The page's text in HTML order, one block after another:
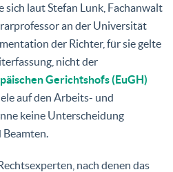
sich laut Stefan Lunk, Fachanwalt
an der Universität
der Richter, für sie gelte
nicht der
Gerichtshofs (EuGH)
auf den Arbeits- und
keine Unterscheidung
nach denen das